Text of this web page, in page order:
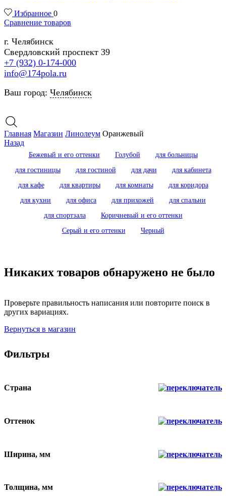
Избранное 0
Сравнение товаров
г. Челябинск
Свердловский проспект 39
+7 (932) 0-174-000
info@174pola.ru
Ваш город: Челябинск
Главная Магазин Линолеум Оранжевый
Назад
Бежевый и его оттенки Голубой
для больницы
для гостиницы
для гостиной для дачи
для кабинета
для кафе
для квартиры для комнаты
для коридора
для кухни
для офиса для прихожей
для спальни
для спортзала
Коричневый и его оттенки
Серый и его оттенки
Черный
Никаких товаров обнаружено не было
Проверьте правильность написания или повторите поиск в
других вариациях.
Вернуться в магазин
Фильтры
Страна
Оттенок
Ширина, мм
Толщина, мм